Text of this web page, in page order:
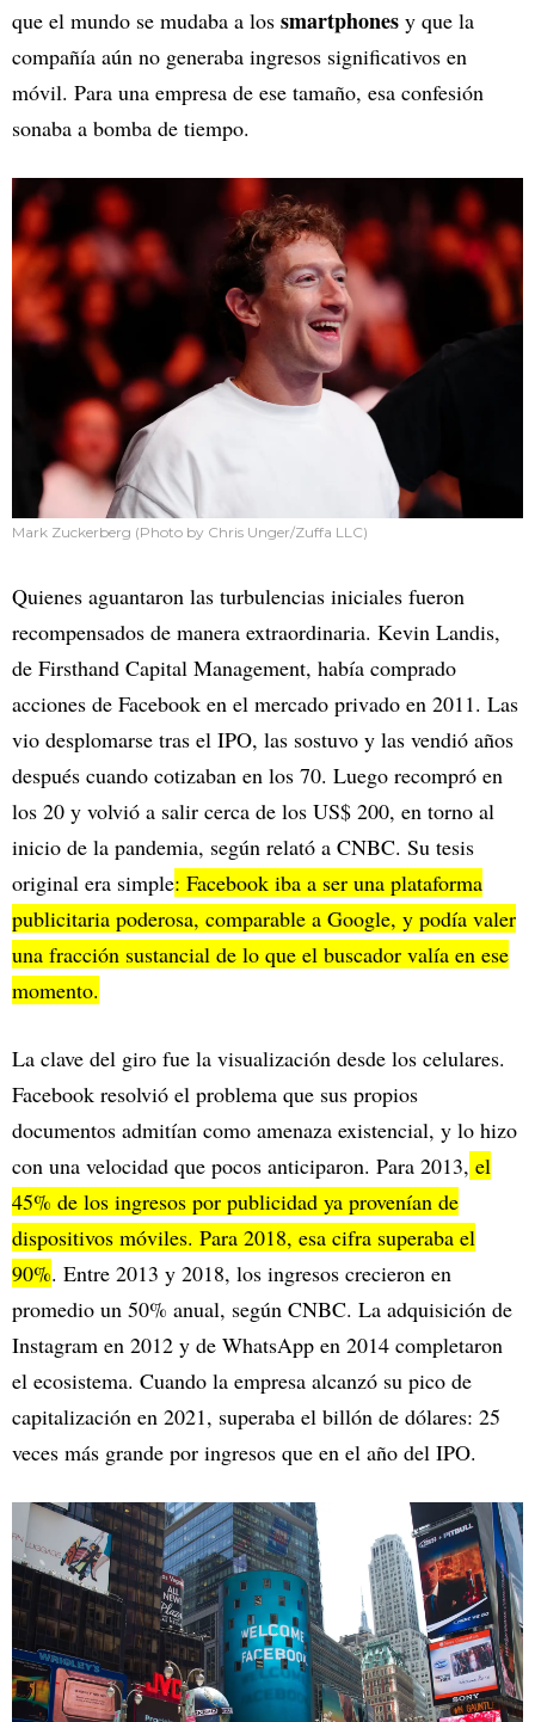
que el mundo se mudaba a los smartphones y que la
compañía aún no generaba ingresos significativos en
móvil. Para una empresa de ese tamaño, esa confesión
sonaba a bomba de tiempo.
Mark Zuckerberg (Photo by Chris Unger/Zuffa LLC)
Quienes aguantaron las turbulencias iniciales fueron
recompensados de manera extraordinaria. Kevin Landis,
de Firsthand Capital Management, había comprado
acciones de Facebook en el mercado privado en 2011. Las
vio desplomarse tras el IPO, las sostuvo y las vendió años
después cuando cotizaban en los 70. Luego recompró en
los 20 y volvió a salir cerca de los US$ 200, en torno al
inicio de la pandemia, según relató a CNBC. Su tesis
original era simple: Facebook iba a ser una plataforma
publicitaria poderosa, comparable a Google, y podía valer
una fracción sustancial de lo que el buscador valía en ese
momento.
La clave del giro fue la visualización desde los celulares.
Facebook resolvió el problema que sus propios
documentos admitían como amenaza existencial, y lo hizo
con una velocidad que pocos anticiparon. Para 2013, el
45% de los ingresos por publicidad ya provenían de
dispositivos móviles. Para 2018, esa cifra superaba el
90%. Entre 2013 y 2018, los ingresos crecieron en
promedio un 50% anual, según CNBC. La adquisición de
Instagram en 2012 y de WhatsApp en 2014 completaron
el ecosistema. Cuando la empresa alcanzó su pico de
capitalización en 2021, superaba el billón de dólares: 25
veces más grande por ingresos que en el año del IPO.